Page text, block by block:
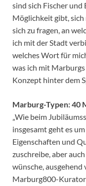
sind sich Fischer und
Möglichkeit gibt,
sich zu fragen, an
ich mit der Stadt
welches Wort für
was ich mit
Konzept hinter dem
Marburg-Typen: 40
„Wie beim
insgesamt geht es
Eigenschaften und
zuschreibe, aber
wünsche, ausgehend
Marburg800-